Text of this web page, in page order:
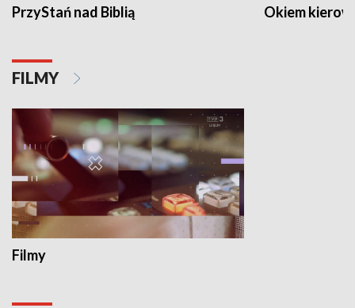
PrzyStań nad Biblią Okiem
FILMY
Filmy